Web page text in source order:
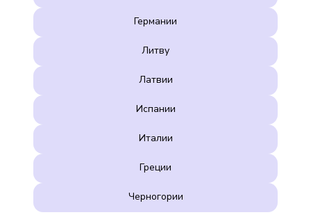
Германии
Литву
Латвии
Испании
Италии
Греции
Черногории